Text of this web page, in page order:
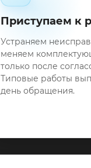
Приступаем к
Устраняем
меняем
только после
Типовые работы
день обращения.